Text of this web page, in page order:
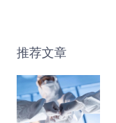
推荐文章